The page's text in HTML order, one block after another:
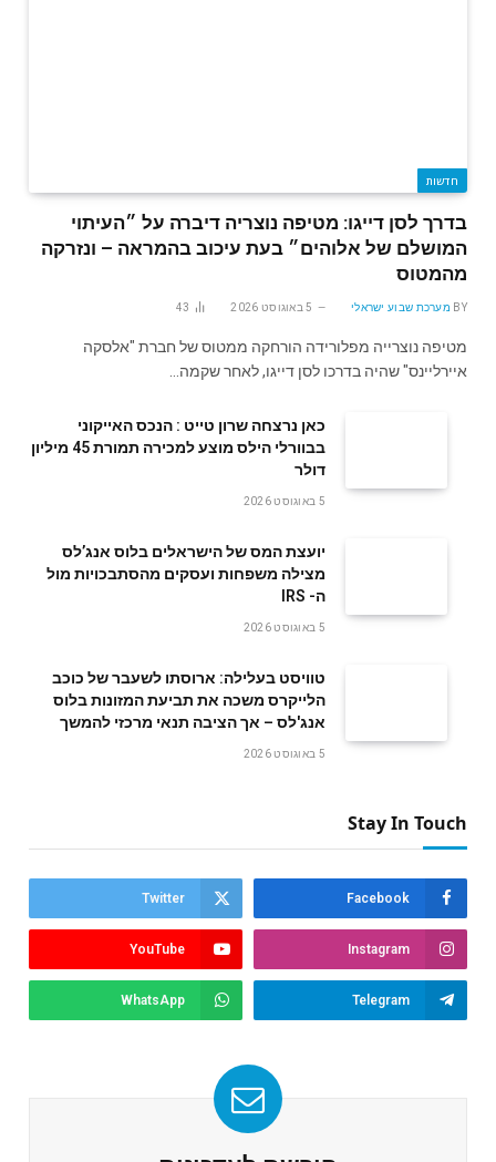
חדשות
בדרך לסן דייגו: מטיפה נוצריה דיברה על ״העיתוי
המושלם של אלוהים״ בעת עיכוב בהמראה – ונזרקה
מהמטוס
BY מערכת שבוע ישראלי 5 באוגוסט 2026 43
מטיפה נוצרייה מפלורידה הורחקה ממטוס של חברת "אלסקה
איירליינס" שהיה בדרכו לסן דייגו, לאחר שקמה…
‬דולר
5 באוגוסט 2026
‬ה- IRS
5 באוגוסט 2026
טוויסט בעלילה: ארוסתו לשעבר של כוכב
הלייקרס משכה את תביעת המזונות בלוס
אנג'לס – אך הציבה תנאי מרכזי להמשך
5 באוגוסט 2026
Stay In Touch
Facebook
Twitter
Instagram
YouTube
Telegram
WhatsApp